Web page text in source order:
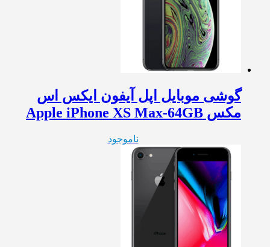
گوشی موبایل اپل آیفون ایکس اس
مکس Apple iPhone XS Max-64GB
ناموجود